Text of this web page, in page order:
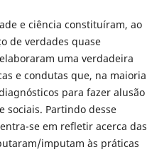
e ciência constituíram, ao
de verdades quase
uma verdadeira
e condutas que, na maioria
para fazer alusão
sociais. Partindo desse
se em refletir acerca das
imputam às práticas